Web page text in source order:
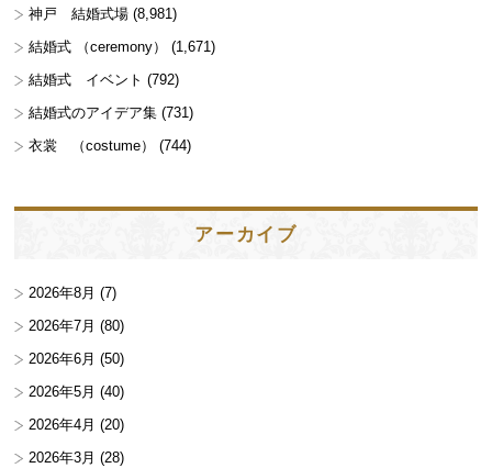
神戸 結婚式場 (8,981)
結婚式 （ceremony）
(1,671)
結婚式 イベント (792)
結婚式のアイデア集 (731)
衣裳 （costume）
(744)
アーカイブ
2026年8月 (7)
2026年7月 (80)
2026年6月 (50)
2026年5月 (40)
2026年4月 (20)
2026年3月 (28)